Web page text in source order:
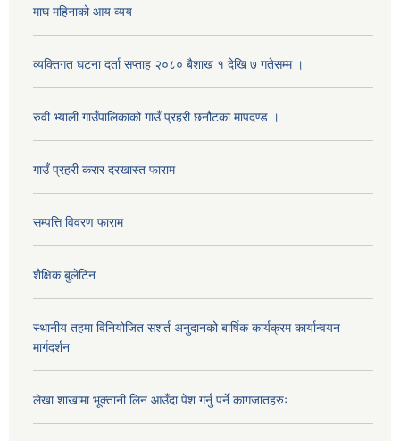
माघ महिनाको आय व्यय
व्यक्तिगत घटना दर्ता सप्ताह २०८० बैशाख १ देखि ७ गतेसम्म ।
रुवी भ्याली गाउँपालिकाको गाउँ प्रहरी छनौटका मापदण्ड ।
गाउँ प्रहरी करार दरखास्त फाराम
सम्पत्ति विवरण फाराम
शैक्षिक बुलेटिन
स्थानीय तहमा विनियोजित सशर्त अनुदानको बार्षिक कार्यक्रम कार्यान्वयन
मार्गदर्शन
लेखा शाखामा भूक्तानी लिन आउँदा पेश गर्नु पर्ने कागजातहरुः